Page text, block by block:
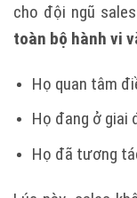
cho đội ngũ
toàn bộ hành vi
Họ quan tâm
Họ đang ở giai
Họ đã tương